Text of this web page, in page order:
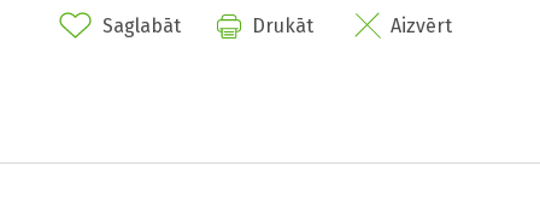
Saglabāt Drukāt Aizvērt